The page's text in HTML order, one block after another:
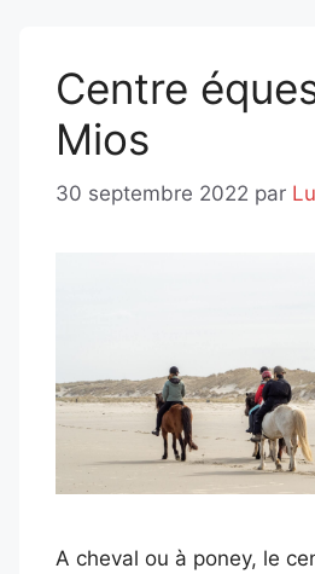
Centre
Mios
30 septembre 2022 par
A cheval ou à poney, le